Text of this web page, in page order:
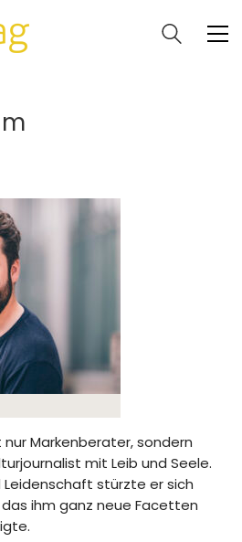
Markenberater, sondern
mit Leib und Seele.
stürzte er sich
ihm ganz neue Facetten